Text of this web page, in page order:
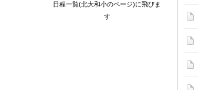
日程一覧(北大和小のページ)に飛びま
す